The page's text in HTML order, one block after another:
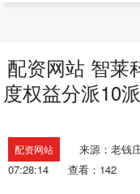
配资网站 智莱
度权益分派10
配资网站 来源：老钱
07:28:14
查看：142